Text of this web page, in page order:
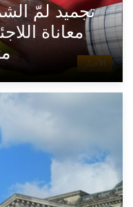
الأخبار
تجميد لمّ
معاناة